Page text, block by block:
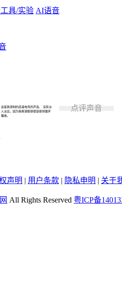
工具/实验 AI语音
这是我录制的高速电传的声音。 没有淡
入淡出，因为我希望能够很容易地循环
播放。
点评声音
声明 | 用户条款 | 隐私申明 | 关于
All Rights Reserved 粤ICP备